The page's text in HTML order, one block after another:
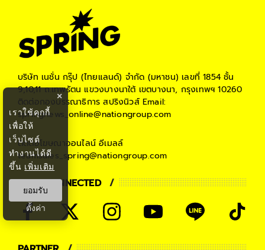
บริษัท เนชั่น กรุ๊ป (ไทยแลนด์) จำกัด (มหาชน) เลขที่ 1854 ชั้น
9,10,11 ถ.เทพรัตน แขวงบางนาใต้ เขตบางนา, กรุงเทพฯ 10260
ติดต่อกองบรรณาธิการ สปริงนิวส์Email:
springnews_online@nationgroup.com
ติดต่อโฆษณาออนไลน์ อีเมลล์
teamsales_spring@nationgroup.com
STAY CONNECTED
×
เราใช้คุกกี้
เพื่อให้
เว็บไซต์
ทำงานได้ดี
ขึ้น เพิ่มเติม
ยอมรับ
ตั้งค่า